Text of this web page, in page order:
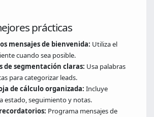
prácticas
mensajes de bienvenida: Utiliza el
cuando sea posible.
de segmentación claras: Usa palabras
para categorizar leads.
de cálculo organizada: Incluye
estado, seguimiento y notas.
Programa mensajes de